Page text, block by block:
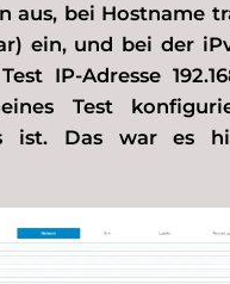
aus, bei Hostname
ein, und bei der
IP-Adresse
Test
ist. Das war es